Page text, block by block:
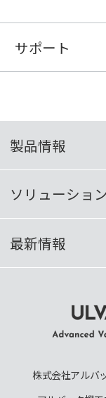
サポート
製品情報
ソリューション
最新情報
株式会社アルバ